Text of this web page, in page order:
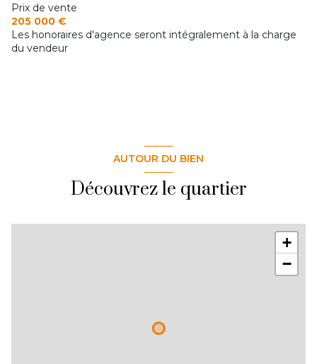
Prix de vente
205 000 €
Les honoraires d'agence seront intégralement à la charge
du vendeur
AUTOUR DU BIEN
Découvrez le quartier
+
−